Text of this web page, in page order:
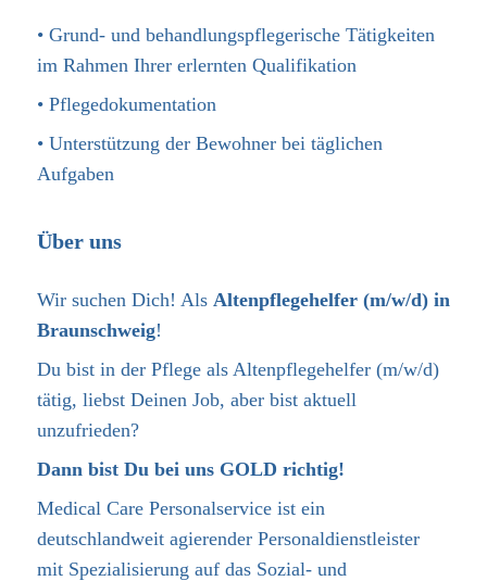
Über uns
Wir suchen Dich! Als Altenpflegehelfer (m/w/d) in
Braunschweig!
Du bist in der Pflege als Altenpflegehelfer (m/w/d)
tätig, liebst Deinen Job, aber bist aktuell
unzufrieden?
Dann bist Du bei uns GOLD richtig!
Medical Care Personalservice ist ein
deutschlandweit agierender Personaldienstleister
mit Spezialisierung auf das Sozial- und
• Grund- und behandlungspflegerische Tätigkeiten
im Rahmen Ihrer erlernten Qualifikation
• Pflegedokumentation
• Unterstützung der Bewohner bei täglichen
Aufgaben